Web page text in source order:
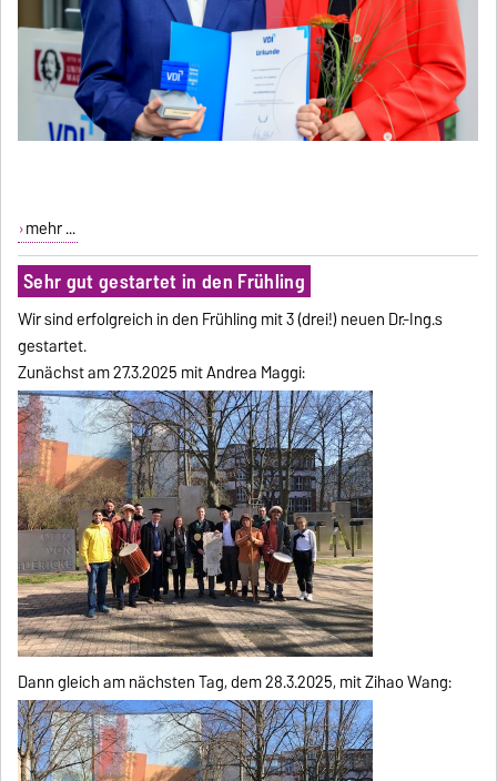
mehr ...
Sehr gut gestartet in den Frühling
Wir sind erfolgreich in den Frühling mit 3 (drei!) neuen Dr.-Ing.s
gestartet.
Zunächst am 27.3.2025 mit Andrea Maggi:
Dann gleich am nächsten Tag, dem 28.3.2025, mit Zihao Wang: